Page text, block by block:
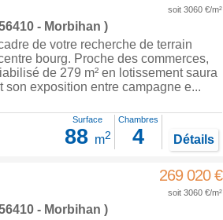
soit 3060 €/m²
- Morbihan )
de votre recherche de terrain
bourg. Proche des commerces,
de 279 m² en lotissement saura
exposition entre campagne e...
Surface
88 m2
Chambres
4 Détails
269 020 €
soit 3060 €/m²
- Morbihan )